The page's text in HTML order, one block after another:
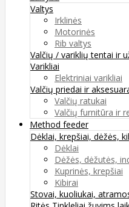
Valtys
Irklinės
Motorinės
Rib valtys
Valčių / variklių tentai ir
Varikliai
Elektriniai varikliai
Valčių priedai ir
Valčių ratukai
Valčių furnitūra ir
Method feeder
Dėklai, krepšiai, dėžės,
Dėklai
Dėžės, dėžutės,
Kuprinės, krepšiai
Kibirai
Stovai, kuoliukai,